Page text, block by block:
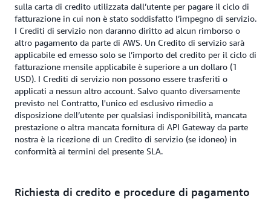
sulla carta di credito utilizzata dall’utente per pagare il ciclo di
fatturazione in cui non è stato soddisfatto l’impegno di servizio.
I Crediti di servizio non daranno diritto ad alcun rimborso o
altro pagamento da parte di AWS. Un Credito di servizio sarà
applicabile ed emesso solo se l’importo del credito per il ciclo di
fatturazione mensile applicabile è superiore a un dollaro (1
USD). I Crediti di servizio non possono essere trasferiti o
applicati a nessun altro account. Salvo quanto diversamente
previsto nel Contratto, l'unico ed esclusivo rimedio a
disposizione dell’utente per qualsiasi indisponibilità, mancata
prestazione o altra mancata fornitura di API Gateway da parte
nostra è la ricezione di un Credito di servizio (se idoneo) in
conformità ai termini del presente SLA.
Richiesta di credito e procedure di pagamento